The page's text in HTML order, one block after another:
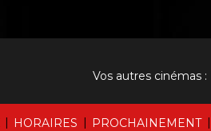
| HORAIRES | PROCHAINEMENT |
Vos autres cinémas :